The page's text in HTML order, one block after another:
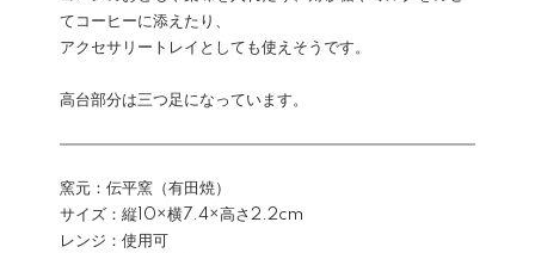
てコーヒーに添えたり、
アクセサリートレイとしても使えそうです。
高台部分は三つ足になっています。
窯元：伝平窯（有田焼）
サイズ：縦10×横7.4×高さ2.2cm
レンジ：使用可